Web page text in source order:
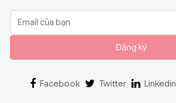
Đăng ký
Facebook Twitter Linkedin